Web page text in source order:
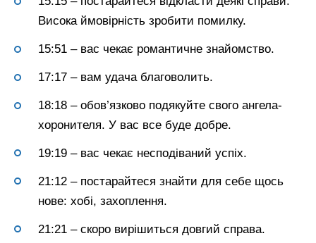
Висока ймовірність зробити помилку.
15:51 – вас чекає романтичне знайомство.
17:17 – вам удача благоволить.
18:18 – обов’язково подякуйте свого ангела-
хоронителя. У вас все буде добре.
19:19 – вас чекає несподіваний успіх.
21:12 – постарайтеся знайти для себе щось
нове: хобі, захоплення.
21:21 – скоро вирішиться довгий справа.